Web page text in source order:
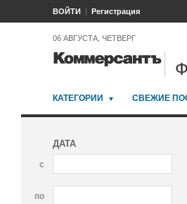
ВОЙТИ Регистрация
06 АВГУСТА, ЧЕТВЕРГ
КАТЕГОРИИ СВЕЖИЕ
ДАТА
с
по